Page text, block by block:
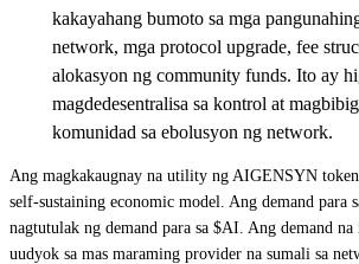
kakayahang bumoto sa mga
network, mga protocol upgrade, fee
alokasyon ng community funds. Ito ay
magdedesentralisa sa kontrol at
komunidad sa ebolusyon ng network.
Ang magkakaugnay na utility ng AIGENSYN
self-sustaining economic model. Ang demand para
nagtutulak ng demand para sa $AI. Ang demand
uudyok sa mas maraming provider na sumali sa